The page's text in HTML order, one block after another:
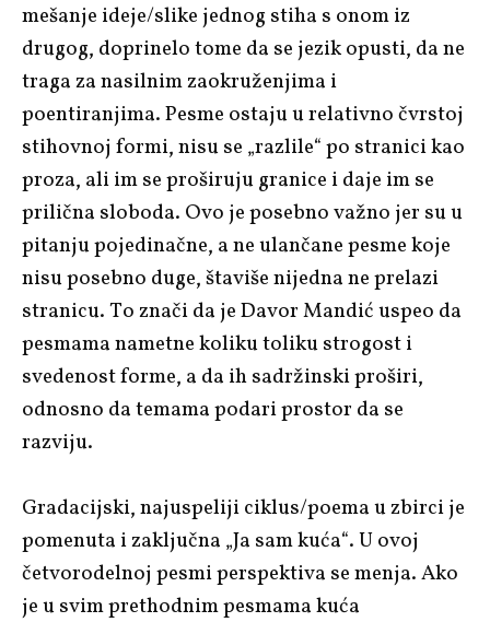
mešanje ideje/slike jednog stiha s onom iz
drugog, doprinelo tome da se jezik opusti, da ne
traga za nasilnim zaokruženjima i
poentiranjima. Pesme ostaju u relativno čvrstoj
stihovnoj formi, nisu se „razlile“ po stranici kao
proza, ali im se proširuju granice i daje im se
prilična sloboda. Ovo je posebno važno jer su u
pitanju pojedinačne, a ne ulančane pesme koje
nisu posebno duge, štaviše nijedna ne prelazi
stranicu. To znači da je Davor Mandić uspeo da
pesmama nametne koliku toliku strogost i
svedenost forme, a da ih sadržinski proširi,
odnosno da temama podari prostor da se
razviju.
Gradacijski, najuspeliji ciklus/poema u zbirci je
pomenuta i zaključna „Ja sam kuća“. U ovoj
četvorodelnoj pesmi perspektiva se menja. Ako
je u svim prethodnim pesmama kuća